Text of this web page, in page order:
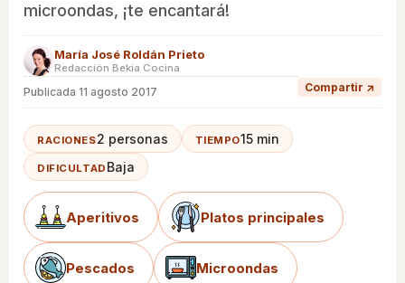
microondas, ¡te encantará!
María José Roldán Prieto
Redacción Bekia Cocina
Publicada 11 agosto 2017 Compartir ↗
RACIONES2 personas TIEMPO15 min
DIFICULTAD Baja
Aperitivos Platos principales
Pescados Microondas